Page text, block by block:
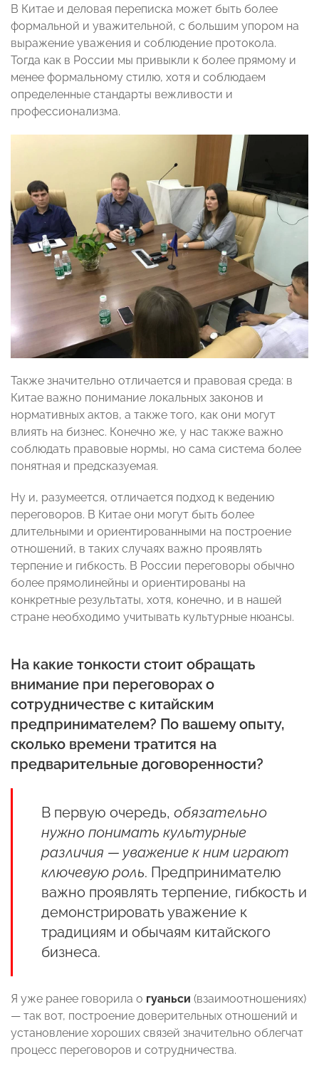
В Китае и деловая переписка может быть более
формальной и уважительной, с большим упором на
выражение уважения и соблюдение протокола.
Тогда как в России мы привыкли к более прямому и
менее формальному стилю, хотя и соблюдаем
определенные стандарты вежливости и
профессионализма.
Также значительно отличается и правовая среда: в
Китае важно понимание локальных законов и
нормативных актов, а также того, как они могут
влиять на бизнес. Конечно же, у нас также важно
соблюдать правовые нормы, но сама система более
понятная и предсказуемая.
Ну и, разумеется, отличается подход к ведению
переговоров. В Китае они могут быть более
длительными и ориентированными на построение
отношений, в таких случаях важно проявлять
терпение и гибкость. В России переговоры обычно
более прямолинейны и ориентированы на
конкретные результаты, хотя, конечно, и в нашей
стране необходимо учитывать культурные нюансы.
На какие тонкости стоит обращать
внимание при переговорах о
сотрудничестве с китайским
предпринимателем? По вашему опыту,
сколько времени тратится на
предварительные договоренности?
В первую очередь, обязательно
нужно понимать культурные
различия — уважение к ним играют
ключевую роль. Предпринимателю
важно проявлять терпение, гибкость и
демонстрировать уважение к
традициям и обычаям китайского
бизнеса.
Я уже ранее говорила о гуаньси (взаимоотношениях)
— так вот, построение доверительных отношений и
установление хороших связей значительно облегчат
процесс переговоров и сотрудничества.